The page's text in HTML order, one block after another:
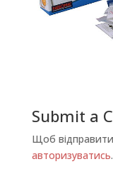
Submit a
Щоб
авторизуватись.